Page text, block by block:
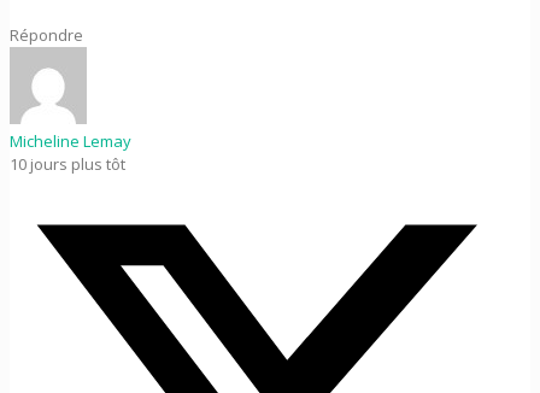
Répondre
Micheline Lemay
10 jours plus tôt